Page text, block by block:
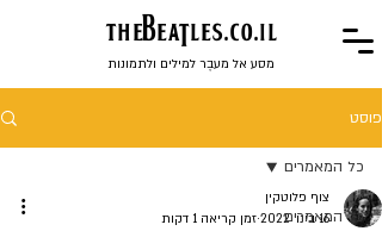
theBeaTles.co.il
מסע אל מעבֶר למילים ולתמונות
פוסט
כל המאמרים
כל המאמרים
צוף פלוטקין
16 בינו׳ 2022
זמן קריאה 1 דקות